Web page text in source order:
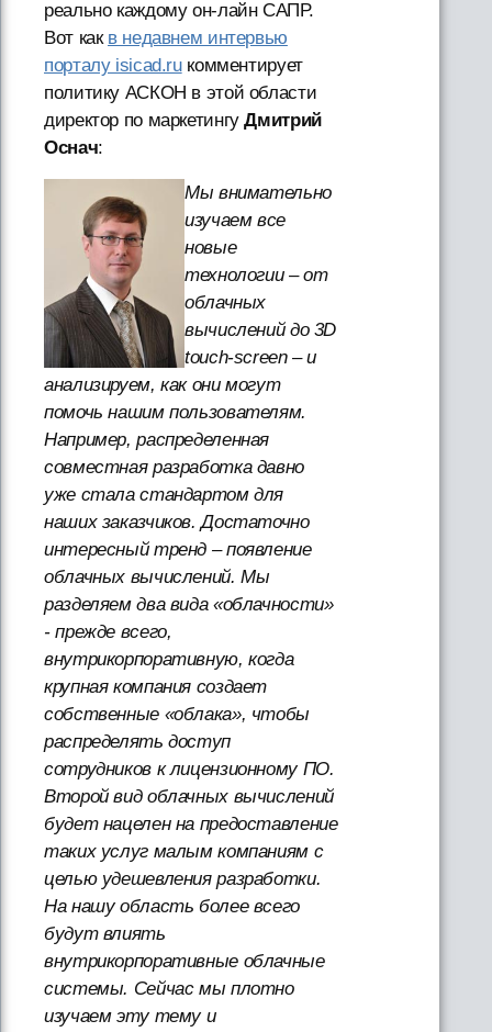
реально каждому он-лайн САПР.
Вот как в недавнем интервью
порталу isicad.ruкомментирует
политику АСКОН в этой области
директор по маркетингуДмитрий
Оснач:
Мы внимательно
изучаем все
новые
технологии – от
облачных
вычислений до 3D
touch-screen – и
анализируем, как они могут
помочь нашим пользователям.
Например, распределенная
совместная разработка давно
уже стала стандартом для
наших заказчиков. Достаточно
интересный тренд – появление
облачных вычислений. Мы
разделяем два вида «облачности»
- прежде всего,
внутрикорпоративную, когда
крупная компания создает
собственные «облака», чтобы
распределять доступ
сотрудников к лицензионному ПО.
Второй вид облачных вычислений
будет нацелен на предоставление
таких услуг малым компаниям с
целью удешевления разработки.
На нашу область более всего
будут влиять
внутрикорпоративные облачные
системы. Сейчас мы плотно
изучаем эту тему и